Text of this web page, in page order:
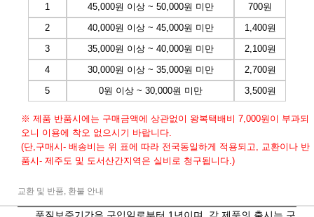
1
45,000원 이상 ~ 50,000원 미만
700원
2
40,000원 이상 ~ 45,000원 미만
1,400원
3
35,000원 이상 ~ 40,000원 미만
2,100원
4
30,000원 이상 ~ 35,000원 미만
2,700원
5
0원 이상 ~ 30,000원 미만 3,500원
※ 제품 반품시에는 구매금액에 상관없이 왕복택배비 7,000원이 부과되
오니 이용에 착오 없으시기 바랍니다.
(단,구매시- 배송비는 위 표에 따라 전국동일하게 적용되고, 교환이나 반
품시- 제주도 및 도서산간지역은 실비로 청구됩니다.)
교환 및 반품, 환불 안내
품질보증기간은 구입일로부터 1년이며, 각 제품의 출시는 구